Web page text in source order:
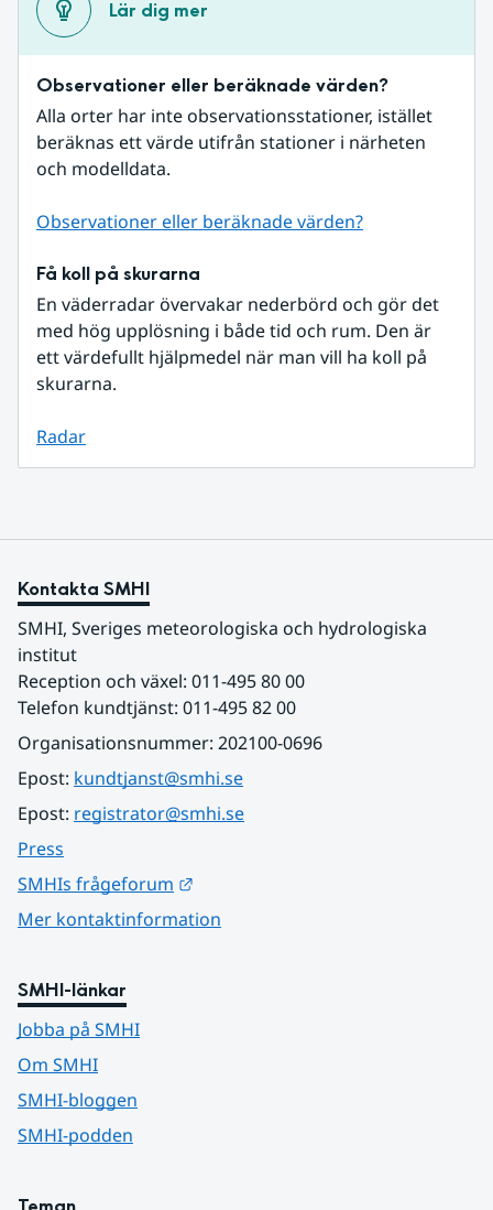
Lär dig mer
Observationer eller beräknade värden?
Alla orter har inte observationsstationer, istället
beräknas ett värde utifrån stationer i närheten
och modelldata.
Observationer eller beräknade värden?
Få koll på skurarna
En väderradar övervakar nederbörd och gör det
med hög upplösning i både tid och rum. Den är
ett värdefullt hjälpmedel när man vill ha koll på
skurarna.
Radar
Kontakta SMHI
SMHI, Sveriges meteorologiska och hydrologiska
institut
Reception och växel: 011-495 80 00
Telefon kundtjänst: 011-495 82 00
Organisationsnummer: 202100-0696
Epost: kundtjanst@smhi.se
Epost: registrator@smhi.se
Press
SMHIs frågeforum
Mer kontaktinformation
SMHI-länkar
Jobba på SMHI
Om SMHI
SMHI-bloggen
SMHI-podden